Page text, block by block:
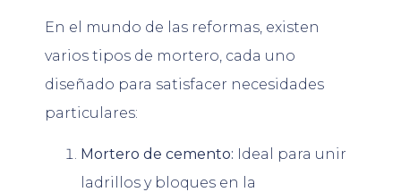
En el mundo de las reformas, existen
varios tipos de mortero, cada uno
diseñado para satisfacer necesidades
particulares:
Mortero de cemento: Ideal para unir
ladrillos y bloques en la